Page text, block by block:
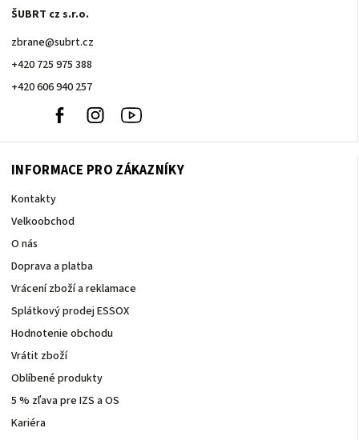
ŠUBRT cz s.r.o.
zbrane@subrt.cz
+420 725 975 388
+420 606 940 257
+420
940
Facebook Instagram
INFORMACE PRO ZÁKAZNÍKY
Kontakty
Velkoobchod
O nás
Doprava a platba
Vrácení zboží a reklamace
Splátkový prodej ESSOX
Hodnotenie obchodu
Vrátit zboží
Oblíbené produkty
5 % zľava pre IZS a OS
Kariéra